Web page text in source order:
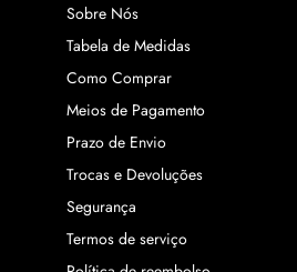
Sobre Nós
Tabela de Medidas
Como Comprar
Meios de Pagamento
Prazo de Envio
Trocas e Devoluções
Segurança
Termos de serviço